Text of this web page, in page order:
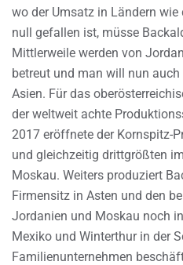
wo der Umsatz in Ländern
null gefallen ist, müsse
Mittlerweile werden von
betreut und man will nun
Asien. Für das
der weltweit achte
2017 eröffnete der Kornspitz-
und gleichzeitig drittgrößten
Moskau. Weiters produziert
Firmensitz in Asten und den
Jordanien und Moskau noch
Mexiko und Winterthur in der
Familienunternehmen